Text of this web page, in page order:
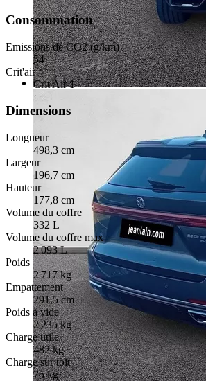
Consommation
Emissions de CO2 (g/km)
54
Crit'air
Crit'Air 1
Dimensions
Longueur
498,3 cm
Largeur
196,7 cm
Hauteur
177,8 cm
Volume du coffre
332 L
Volume du coffre max
2 093 L
Poids
2 717 kg
Empattement
291,5 cm
Poids à vide
2 235 kg
Charge utile
482 kg
Charge sur toit
75 kg